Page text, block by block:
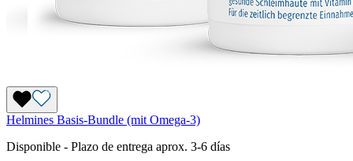
Helmines Basis-Bundle (mit Omega-3)
Disponible - Plazo de entrega aprox. 3-6 días